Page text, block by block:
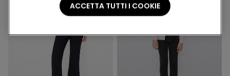
ACCETTA TUTTI I COOKIE